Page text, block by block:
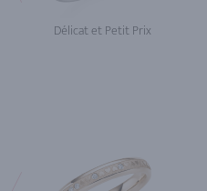
Délicat et Petit Prix